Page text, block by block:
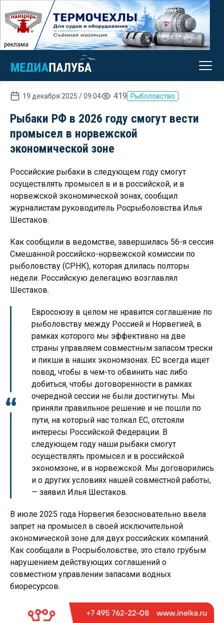
реклама
19 декабря 2025 / 09:04 419 Рыболовство
Рыбаки РФ в 2026 году смогут вести
промысел в норвежской
экономической зоне
Российские рыбаки в следующем году смогут
осуществлять промысел в и в российской, и в
норвежской экономической зонах, сообщил
журналистам руководитель Росрыболовства Илья
Шестаков.
Как сообщили в ведомстве, завершилась 56-я сессия
Смешанной российско-норвежской комиссии по
рыболовству (СРНК), которая длилась полторы
недели. Российскую делегацию возглавлял
Шестаков.
Евросоюзу в целом не нравится соглашение по
рыболовству между Россией и Норвегией, в
рамках которого мы эффективно на две
страны управляем совместным запасом трески
и пикши в наших экономзонах. ЕС всегда ищет
повод, чтобы в чем-то обвинить нас либо
добиться, чтобы договоренности в рамках
очередной сессии не были достигнуты. Мы
приняли правильное решение и не пошли по
пути, на который нас толкал ЕС, отстояли
интересы Российской Федерации. В
следующем году наши рыбаки смогут
осуществлять промысел и в российской
экономзоне, и в норвежской. Мы договорились
и о других условиях нашей совместной работы,
— заявил Илья Шестаков.
В июле 2025 года Норвегия безосновательно ввела
запрет на промысел в своей исключительной
экономической зоне для двух российских компаний.
Как сообщали в Росрыболовстве, это стало грубым
нарушением действующих соглашений о
совместном управлении запасами водных
биоресурсов.